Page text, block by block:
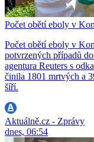
Počet obětí eboly v
Počet obětí eboly v
potvrzených případů
agentura Reuters s
činila 1801 mrtvých a
šíří.
Aktuálně.cz - Zprávy
dnes, 06:54